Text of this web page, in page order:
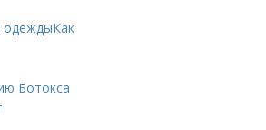
одеждыКак
Ботокса